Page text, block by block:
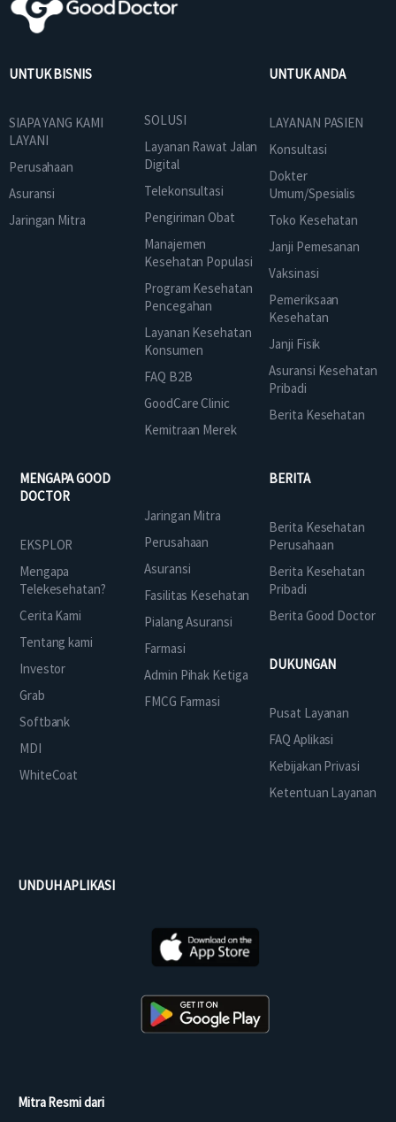
UNTUK BISNIS
SIAPA YANG KAMI
LAYANI
Perusahaan
Asuransi
Jaringan Mitra
SOLUSI
Layanan Rawat Jalan
Digital
Telekonsultasi
Pengiriman Obat
Manajemen
Kesehatan Populasi
Program Kesehatan
Pencegahan
Layanan Kesehatan
Konsumen
FAQ B2B
GoodCare Clinic
Kemitraan Merek
UNTUK ANDA
LAYANAN PASIEN
Konsultasi
Dokter
Umum/Spesialis
Toko Kesehatan
Janji Pemesanan
Vaksinasi
Pemeriksaan
Kesehatan
Janji Fisik
Asuransi Kesehatan
Pribadi
Berita Kesehatan
MENGAPA GOOD
DOCTOR
EKSPLOR
Mengapa
Telekesehatan?
Cerita Kami
Tentang kami
Investor
Grab
Softbank
MDI
WhiteCoat
Jaringan Mitra
Perusahaan
Asuransi
Fasilitas Kesehatan
Pialang Asuransi
Farmasi
Admin Pihak Ketiga
FMCG Farmasi
BERITA
Berita Kesehatan
Perusahaan
Berita Kesehatan
Pribadi
Berita Good Doctor
DUKUNGAN
Pusat Layanan
FAQ Aplikasi
Kebijakan Privasi
Ketentuan Layanan
UNDUH APLIKASI
Mitra Resmi dari